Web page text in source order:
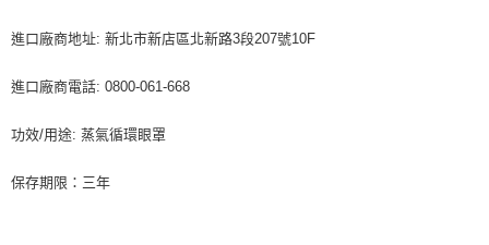
進口廠商地址: 新北市新店區北新路3段207號10F
進口廠商電話: 0800-061-668
功效/用途: 蒸氣循環眼罩
保存期限：三年